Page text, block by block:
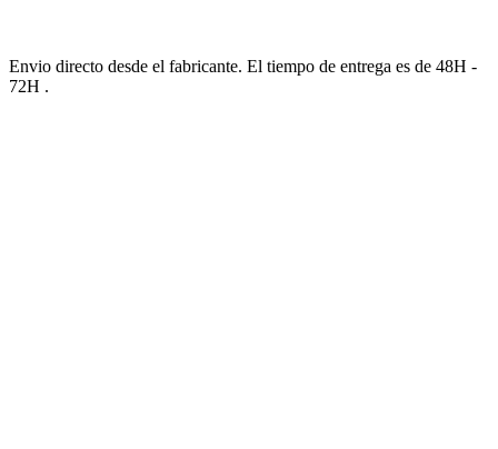
Envio directo desde el fabricante. El tiempo de entrega es de 48H -
72H .